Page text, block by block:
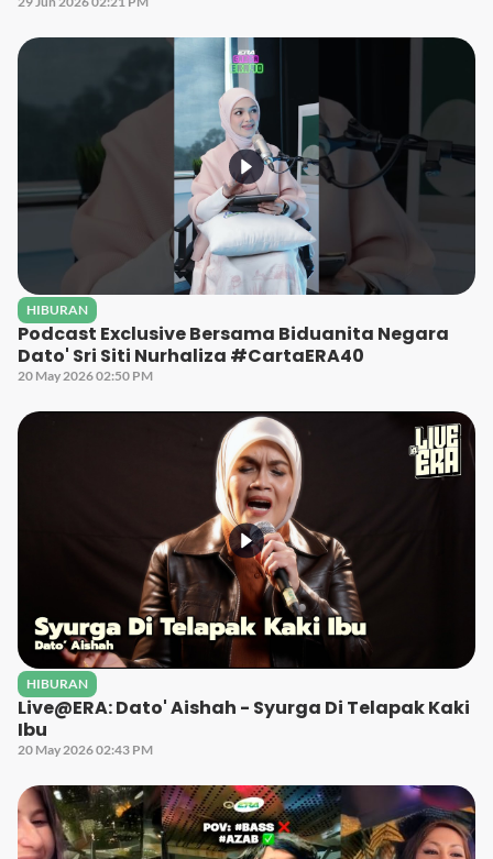
HIBURAN
Podcast Exclusive Bersama Biduanita Negara
Dato' Sri Siti Nurhaliza #CartaERA40
20 May 2026 02:50 PM
HIBURAN
Live@ERA: Dato' Aishah - Syurga Di Telapak Kaki
Ibu
20 May 2026 02:43 PM